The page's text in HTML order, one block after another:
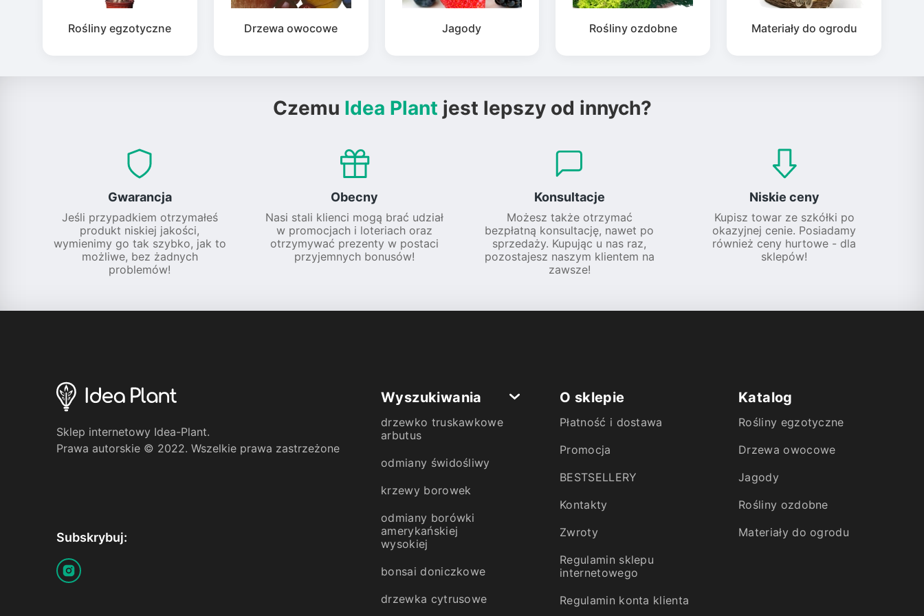
Rośliny egzotyczne Drzewa owocowe Jagody Rośliny ozdobne Materiały do ogrodu
Czemu Idea Plant jest lepszy od innych?
Gwarancja
Jeśli przypadkiem otrzymałeś
produkt niskiej jakości,
wymienimy go tak szybko, jak to
możliwe, bez żadnych
problemów!
Obecny
Nasi stali klienci mogą brać udział
w promocjach i loteriach oraz
otrzymywać prezenty w postaci
przyjemnych bonusów!
Konsultacje
Możesz także otrzymać
bezpłatną konsultację, nawet po
sprzedaży. Kupując u nas raz,
pozostajesz naszym klientem na
zawsze!
Niskie ceny
Kupisz towar ze szkółki po
okazyjnej cenie. Posiadamy
również ceny hurtowe - dla
sklepów!
Sklep internetowy Idea-Plant.
Prawa autorskie © 2022. Wszelkie prawa zastrzeżone
Subskrybuj:
Wyszukiwania
drzewko truskawkowe
arbutus
odmiany świdośliwy
krzewy borowek
odmiany borówki
amerykańskiej
wysokiej
bonsai doniczkowe
drzewka cytrusowe
O sklepie
Płatność i dostawa
Promocja
BESTSELLERY
Kontakty
Zwroty
Regulamin sklepu
internetowego
Regulamin konta klienta
Katalog
Rośliny egzotyczne
Drzewa owocowe
Jagody
Rośliny ozdobne
Materiały do ogrodu